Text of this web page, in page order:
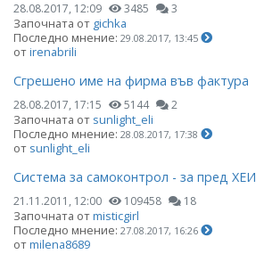
28.08.2017, 12:09 3485 3
Започната от gichka
Последно мнение: 29.08.2017, 13:45
отirenabrili
Сгрешено име на фирма във фактура
28.08.2017, 17:15 5144 2
Започната от sunlight_eli
Последно мнение: 28.08.2017, 17:38
от sunlight_eli
Система за самоконтрол - за пред ХЕИ
21.11.2011, 12:00 109458 18
Започната отmisticgirl
Последно мнение: 27.08.2017, 16:26
отmilena8689